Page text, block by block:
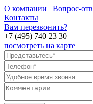
О компании | Вопрос-
Контакты
Вам перезвонить?
+7 (495) 740 23 30
посмотреть на карте